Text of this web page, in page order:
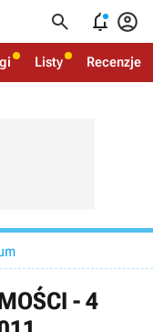
  
Listy Recenzje
- 4